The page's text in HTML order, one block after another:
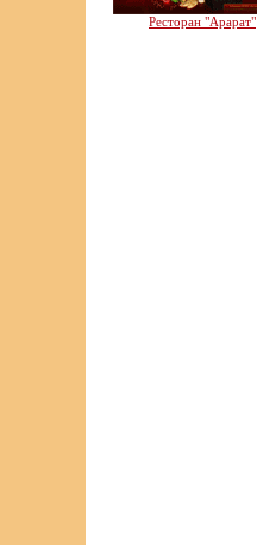
Ресторан "Арарат"